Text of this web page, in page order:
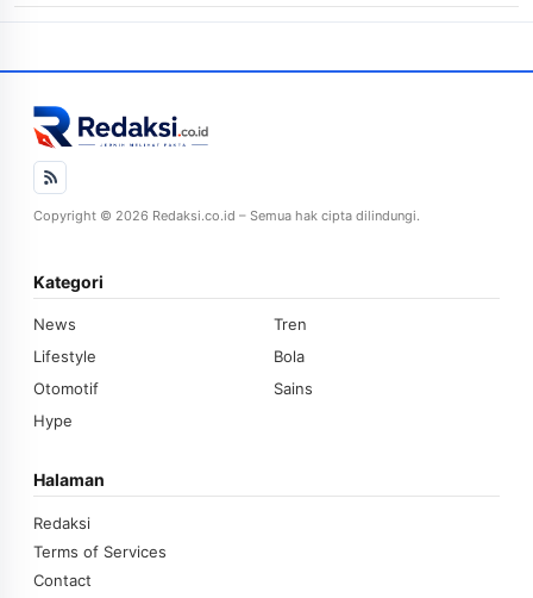
Copyright © 2026 Redaksi.co.id – Semua hak cipta dilindungi.
Kategori
News
Tren
Lifestyle
Bola
Otomotif
Sains
Hype
Halaman
Redaksi
Terms of Services
Contact